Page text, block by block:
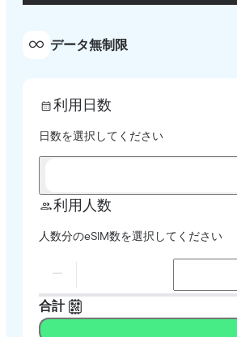
データ無制限
利用日数
日数を選択してください
利用人数
人数分のeSIM数を選択してください
合計